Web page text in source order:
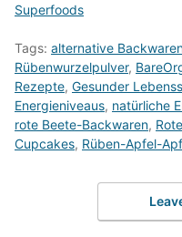
Superfoods
Tags: alternative
Rübenwurzelpulver,
Rezepte, Gesunder
Energieniveaus, natürliche
rote Beete-Backwaren,
Cupcakes, Rüben-Apfel-